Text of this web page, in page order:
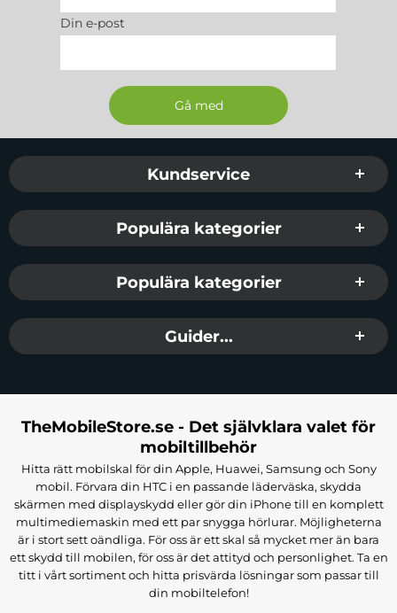
Din e-post
Sidfot Blandad info och länkar
Kundservice
Populära kategorier
Populära kategorier
Guider...
TheMobileStore.se - Det självklara valet för
mobiltillbehör
Hitta rätt mobilskal för din Apple, Huawei, Samsung och Sony
mobil. Förvara din HTC i en passande läderväska, skydda
skärmen med displayskydd eller gör din iPhone till en komplett
multimediemaskin med ett par snygga hörlurar. Möjligheterna
är i stort sett oändliga. För oss är ett skal så mycket mer än bara
ett skydd till mobilen, för oss är det attityd och personlighet. Ta en
titt i vårt sortiment och hitta prisvärda lösningar som passar till
din mobiltelefon!